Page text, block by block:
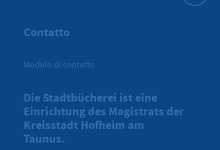
Contatto
Modulo di contatto
Die Stadtbücherei ist eine
Einrichtung des Magistrats der
Kreisstadt Hofheim am
Taunus.